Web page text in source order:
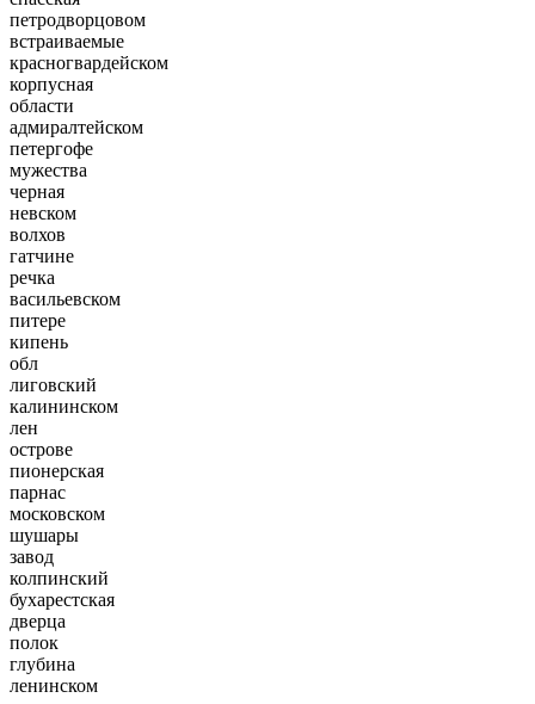
петродворцовом
встраиваемые
красногвардейском
корпусная
области
адмиралтейском
петергофе
мужества
черная
невском
волхов
гатчине
речка
васильевском
питере
кипень
обл
лиговский
калининском
лен
острове
пионерская
парнас
московском
шушары
завод
колпинский
бухарестская
дверца
полок
глубина
ленинском